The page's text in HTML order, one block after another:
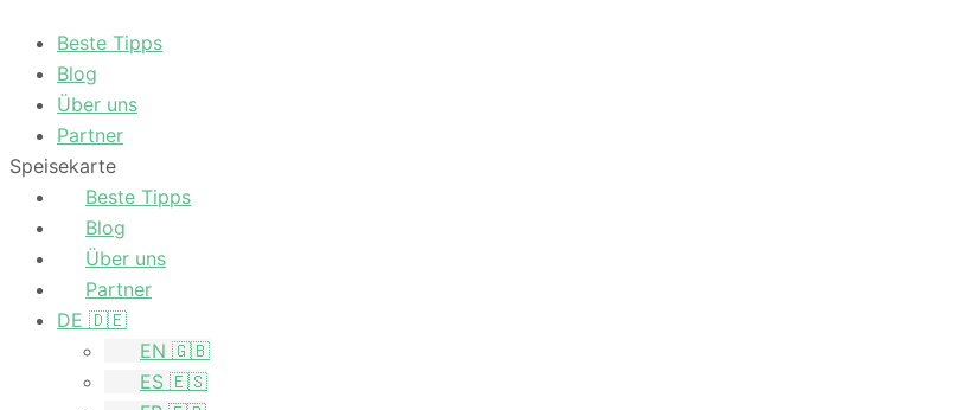
Beste Tipps
Blog
Über uns
Partner
Speisekarte
Beste Tipps
Blog
Über uns
Partner
DE 🇩🇪
EN 🇬🇧
ES 🇪🇸